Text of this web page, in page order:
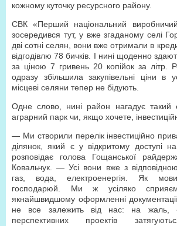
кожному куточку ресурсного району.
СВК «Перший національний
зосередився тут, у вже згаданому селі
дві сотні селян, вони вже отримали в
відгодівлю 78 бичків. І нині щоденно
за ціною 7 гривень 20 копійок за літр.
одразу збільшила закупівельні ціни в
місцеві селяни тепер не бідують.
Одне слово, нині район нагадує такий
аграрний парк чи, якщо хочете,
— Ми створили перелік інвестиційно
ділянок, який є у відкритому доступі
розповідає голова Гощанської
Ковальчук. — Усі вони вже з
газ, вода, електроенергія. Як
господарюй. Ми ж усіляко
якнайшвидшому оформленні
не все залежить від нас: на жаль,
перспективних проектів